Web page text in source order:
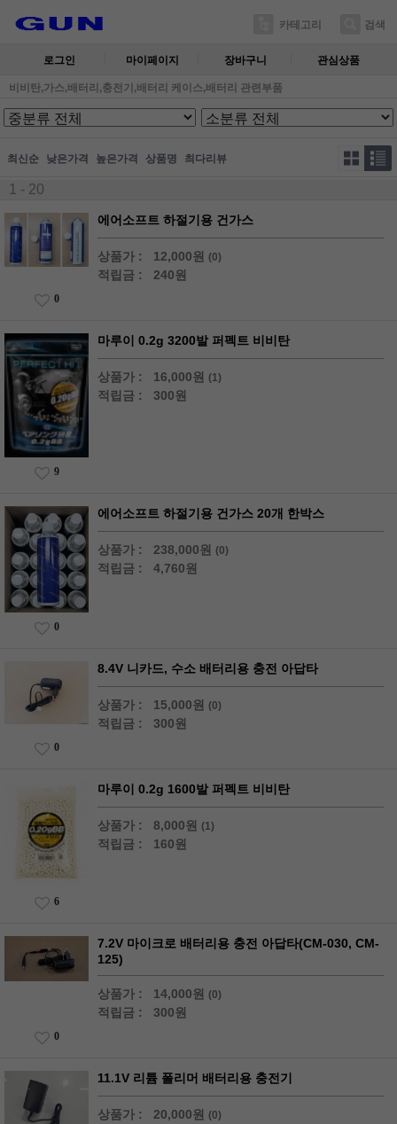
카테고리 검색
로그인 마이페이지 장바구니 관심상품
비비탄,가스,배터리,충전기,배터리 케이스,배터리 관련부품
최신순 낮은가격 높은가격 상품명 최다리뷰
1 - 20
에어소프트 하절기용 건가스
상품가 : 12,000원 (0)
적립금 : 240원
0
마루이 0.2g 3200발 퍼펙트 비비탄
상품가 : 16,000원 (1)
적립금 : 300원
9
에어소프트 하절기용 건가스 20개 한박스
상품가 : 238,000원 (0)
적립금 : 4,760원
0
8.4V 니카드, 수소 배터리용 충전 아답타
상품가 : 15,000원 (0)
적립금 : 300원
0
마루이 0.2g 1600발 퍼펙트 비비탄
상품가 : 8,000원 (1)
적립금 : 160원
6
7.2V 마이크로 배터리용 충전 아답타(CM-030, CM-
125)
상품가 : 14,000원 (0)
적립금 : 300원
0
11.1V 리튬 폴리머 배터리용 충전기
상품가 : 20,000원 (0)